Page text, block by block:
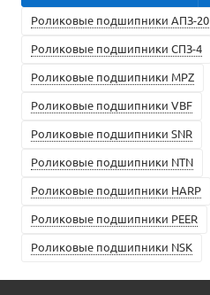
Роликовые подшипники АПЗ-20
Роликовые подшипники СПЗ-4
Роликовые подшипники MPZ
Роликовые подшипники VBF
Роликовые подшипники SNR
Роликовые подшипники NTN
Роликовые подшипники HARP
Роликовые подшипники PEER
Роликовые подшипники NSK